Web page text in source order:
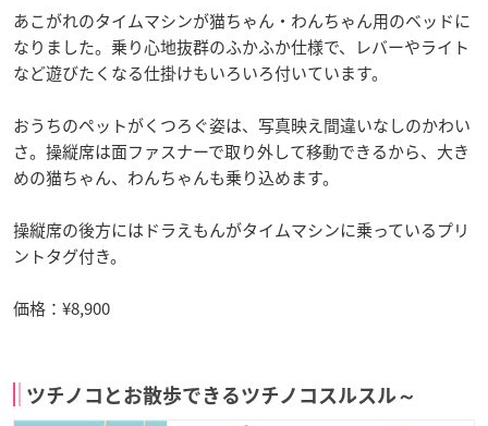
あこがれのタイムマシンが猫ちゃん・わんちゃん用のベッドに
なりました。乗り心地抜群のふかふか仕様で、レバーやライト
など遊びたくなる仕掛けもいろいろ付いています。
おうちのペットがくつろぐ姿は、写真映え間違いなしのかわい
さ。操縦席は面ファスナーで取り外して移動できるから、大き
めの猫ちゃん、わんちゃんも乗り込めます。
操縦席の後方にはドラえもんがタイムマシンに乗っているプリ
ントタグ付き。
価格：¥8,900
ツチノコとお散歩できるツチノコスルスル～